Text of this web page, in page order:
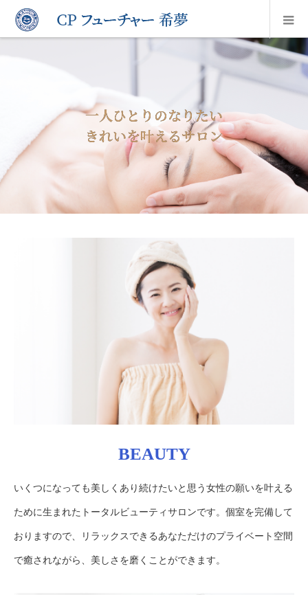
一人ひとりのなりたい
きれいを叶えるサロン
BEAUTY
いくつになっても美しくあり続けたいと思う女性の願いを叶える
ために生まれたトータルビューティサロンです。個室を完備して
おりますので、リラックスできるあなただけのプライベート空間
で癒されながら、美しさを磨くことができます。